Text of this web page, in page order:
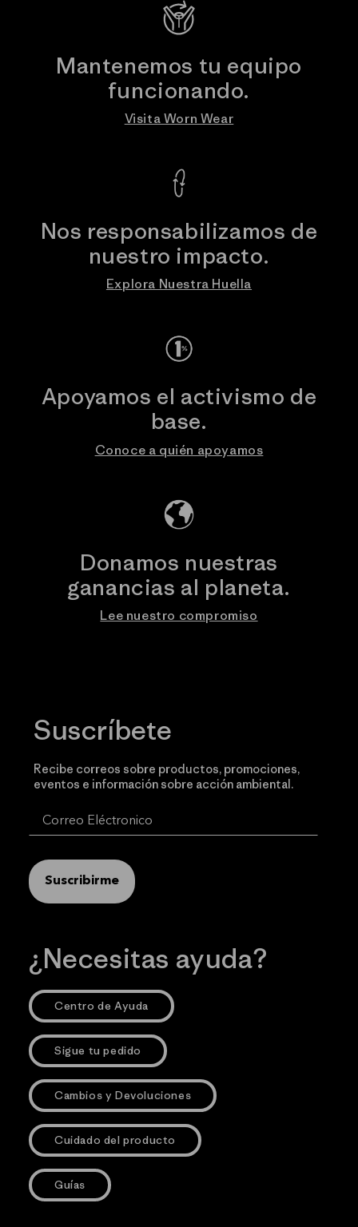
Mantenemos tu equipo
funcionando.
Visita Worn Wear
Nos responsabilizamos de
nuestro impacto.
Explora Nuestra Huella
Apoyamos el activismo de
base.
Conoce a quién apoyamos
Donamos nuestras
ganancias al planeta.
Lee nuestro compromiso
Suscríbete
Recibe correos sobre productos, promociones,
eventos e información sobre acción ambiental.
Suscribirme
¿Necesitas ayuda?
Centro de Ayuda
Sigue tu pedido
Cambios y Devoluciones
Cuidado del producto
Guías